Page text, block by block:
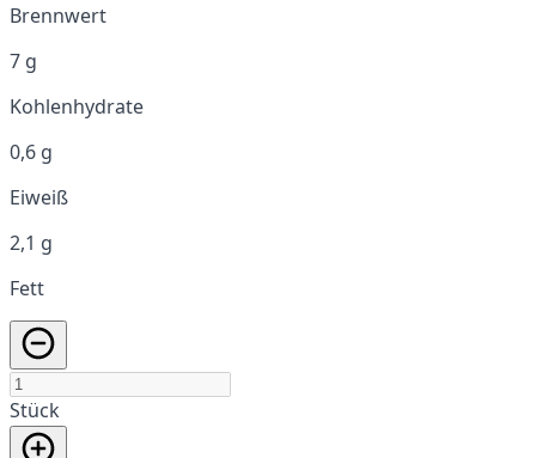
Brennwert
7 g
Kohlenhydrate
0,6 g
Eiweiß
2,1 g
Fett
Stück